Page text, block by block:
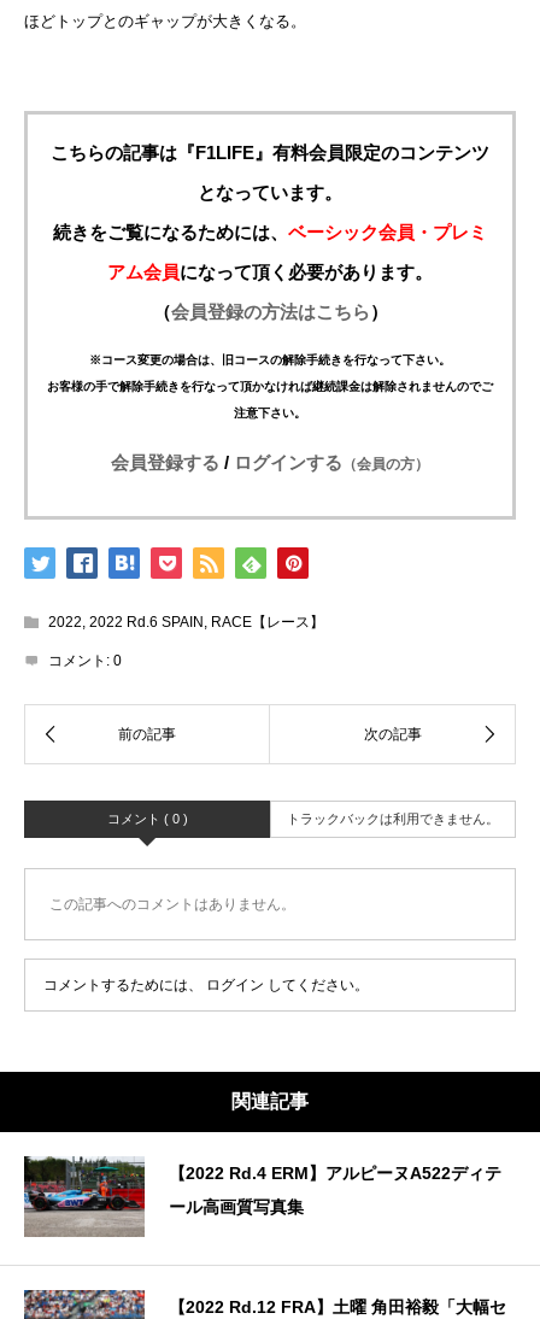
ほどトップとのギャップが大きくなる。
こちらの記事は『F1LIFE』有料会員限定のコンテンツ
となっています。
続きをご覧になるためには、 ベーシック会員・プレミ
アム会員になって頂く必要があります。
（会員登録の方法はこちら）
※コース変更の場合は、旧コースの解除手続きを行なって下さい。
お客様の手で解除手続きを行なって頂かなければ継続課金は解除されませんのでご
注意下さい。
会員登録する / ログインする （会員の方）
2022, 2022 Rd.6 SPAIN , RACE【レース】
コメント: 0
コメント ( 0 ) トラックバックは利用できません。
この記事へのコメントはありません。
コメントするためには、 ログイン してください。
関連記事
【2022 Rd.4 ERM】アルピーヌA522ディテ
ール高画質写真集
【2022 Rd.12 FRA】土曜 角田裕毅「大幅セ